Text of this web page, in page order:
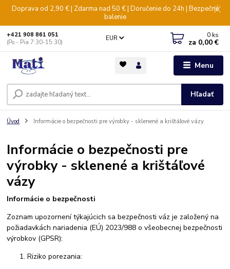
Doprava od 2,90 € | Zdarma nad 50 € | Doručenie do 24h | Bezpečné
balenie
Menu
EUR
Hľadať
+421 908 861 051
(Po - Pia 7:30-15:30)
0 ks
za 0,00 €
Úvod Informácie o bezpečnosti pre výrobky - sklenené a krištáľové vázy
Informácie o bezpečnosti pre
výrobky - sklenené a krištáľové
vázy
Informácie o bezpečnosti
Zoznam upozornení týkajúcich sa bezpečnosti váz je založený na
požiadavkách nariadenia (EÚ) 2023/988 o všeobecnej bezpečnosti
výrobkov (GPSR):
Riziko porezania: